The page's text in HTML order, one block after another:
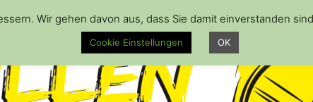
Wir gehen davon aus, dass Sie damit einverstanden
Cookie Einstellungen OK